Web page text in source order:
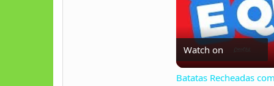
Watch on
Batatas Recheadas